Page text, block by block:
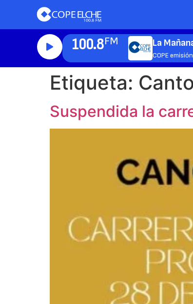
100.8FM La
COPE
Etiqueta:
Suspendida la